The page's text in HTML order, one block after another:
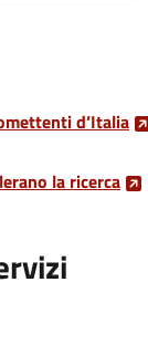
d’Italia
la ricerca